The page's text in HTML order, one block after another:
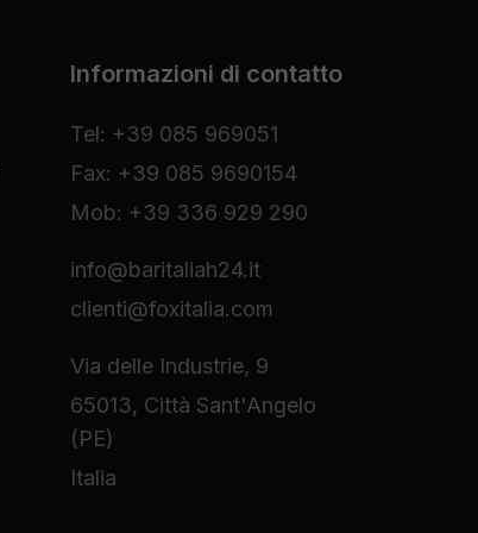
Informazioni di contatto
Tel: +39 085 969051
Fax: +39 085 9690154
Mob: +39 336 929 290
info@baritaliah24.it
clienti@foxitalia.com
Via delle Industrie, 9
65013, Città Sant'Angelo
(PE)
Italia